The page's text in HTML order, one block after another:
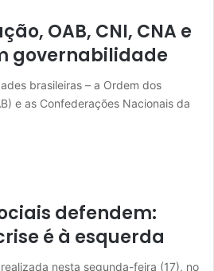
OAB, CNI, CNA e
governabilidade
brasileiras – a Ordem dos
e as Confederações Nacionais da
defendem:
é à esquerda
nesta segunda-feira (17), no